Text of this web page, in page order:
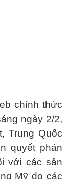
chính thức
ngày 2/2,
Trung Quốc
quyết phản
với các sản
Mỹ do các